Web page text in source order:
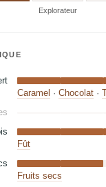
Explorateur
Caramel · Chocolat ·
Fût
Fruits secs